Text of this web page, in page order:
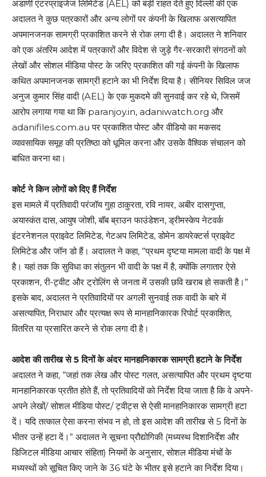
अडाणी एंटरप्राइजेज लिमिटेड (AEL) को बड़ी राहत देते हुए दिल्ली की एक
अदालत ने कुछ पत्रकारों और अन्य लोगों पर कंपनी के खिलाफ असत्यापित
अपमानजनक सामग्री प्रकाशित करने से रोक लगा दी है। अदालत ने शनिवार
को एक अंतरिम आदेश में पत्रकारों और विदेश से जुड़े गैर-सरकारी संगठनों को
लेखों और सोशल मीडिया पोस्ट के जरिए प्रकाशित की गई कंपनी के खिलाफ
कथित अपमानजनक सामग्री हटाने का भी निर्देश दिया है। सीनियर सिविल जज
अनुज कुमार सिंह वादी (AEL) के एक मुकदमे की सुनवाई कर रहे थे, जिसमें
आरोप लगाया गया था कि paranjoy.in, adaniwatch.org और
adanifiles.com.au पर प्रकाशित पोस्ट और वीडियो का मकसद
व्यावसायिक समूह की प्रतिष्ठा को धूमिल करना और उसके वैश्विक संचालन को
बाधित करना था।
कोर्ट ने किन लोगों को दिए हैं निर्देश
इस मामले में प्रतिवादी परंजॉय गुहा ठाकुरता, रवि नायर, अबीर दासगुप्ता,
अयास्कंत दास, आयुष जोशी, बॉब ब्राउन फाउंडेशन, ड्रीमस्केप नेटवर्क
इंटरनेशनल प्राइवेट लिमिटेड, गेटअप लिमिटेड, डोमेन डायरेक्टर्स प्राइवेट
लिमिटेड और जॉन डो हैं। अदालत ने कहा, ”प्रथम दृष्टया मामला वादी के पक्ष में
है। यहां तक कि सुविधा का संतुलन भी वादी के पक्ष में है, क्योंकि लगातार ऐसे
प्रकाशन, री-ट्वीट और ट्रोलिंग से जनता में उसकी छवि खराब हो सकती है।”
इसके बाद, अदालत ने प्रतिवादियों पर अगली सुनवाई तक वादी के बारे में
असत्यापित, निराधार और प्रत्यक्ष रूप से मानहानिकारक रिपोर्ट प्रकाशित,
वितरित या प्रसारित करने से रोक लगा दी है।
आदेश की तारीख से 5 दिनों के अंदर मानहानिकारक सामग्री हटाने के निर्देश
अदालत ने कहा, ”जहां तक लेख और पोस्ट गलत, असत्यापित और प्रथम दृष्टया
मानहानिकारक प्रतीत होते हैं, तो प्रतिवादियों को निर्देश दिया जाता है कि वे अपने-
अपने लेखों/ सोशल मीडिया पोस्ट/ ट्वीट्स से ऐसी मानहानिकारक सामग्री हटा
दें। यदि तत्काल ऐसा करना संभव न हो, तो इस आदेश की तारीख से 5 दिनों के
भीतर उन्हें हटा दें।” अदालत ने सूचना प्रौद्योगिकी (मध्यस्थ दिशानिर्देश और
डिजिटल मीडिया आचार संहिता) नियमों के अनुसार, सोशल मीडिया मंचों के
मध्यस्थों को सूचित किए जाने के 36 घंटे के भीतर इसे हटाने का निर्देश दिया।